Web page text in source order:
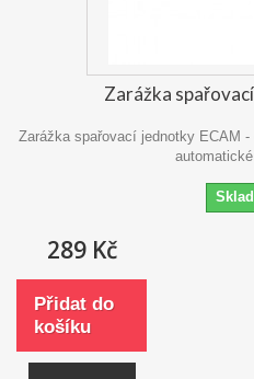
Zarážka
Zarážka spařovací jednotky ECAM
289 Kč
Přidat do
košíku